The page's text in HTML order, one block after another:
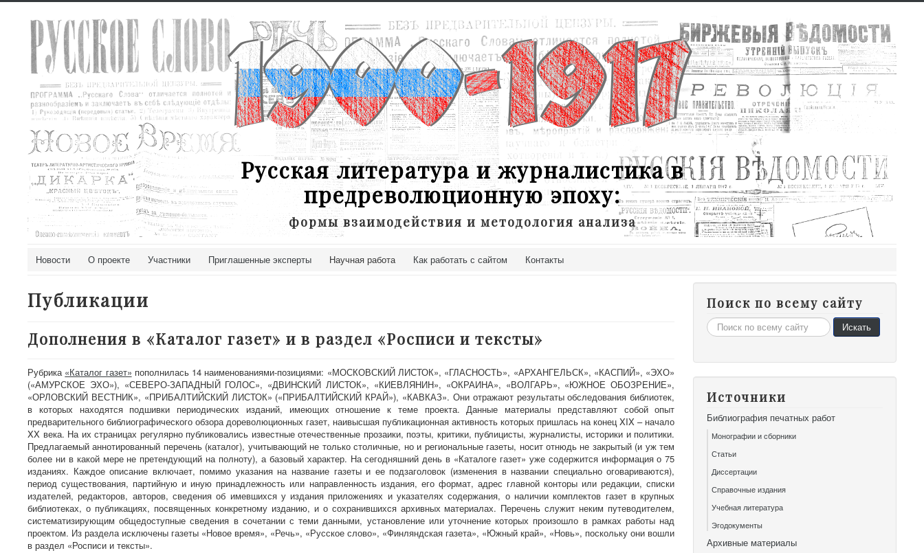
Русская литература и журналистика в
предреволюционную эпоху:
формы взаимодействия и методология анализа
Новости О проекте Участники Приглашенные эксперты Научная работа Как работать с сайтом Контакты
Публикации
Дополнения в «Каталог газет» и в раздел «Росписи и тексты»
Рубрика «Каталог газет» пополнилась 14 наименованиями-позициями: «МОСКОВСКИЙ ЛИСТОК», «ГЛАСНОСТЬ», «АРХАНГЕЛЬСК», «КАСПИЙ», «ЭХО»
(«АМУРСКОЕ ЭХО»), «СЕВЕРО-ЗАПАДНЫЙ ГОЛОС», «ДВИНСКИЙ ЛИСТОК», «КИЕВЛЯНИН», «ОКРАИНА», «ВОЛГАРЬ», «ЮЖНОЕ ОБОЗРЕНИЕ»,
«ОРЛОВСКИЙ ВЕСТНИК», «ПРИБАЛТИЙСКИЙ ЛИСТОК» («ПРИБАЛТИЙСКИЙ КРАЙ»), «КАВКАЗ». Они отражают результаты обследования библиотек,
в которых находятся подшивки периодических изданий, имеющих отношение к теме проекта. Данные материалы представляют собой опыт
предварительного библиографического обзора дореволюционных газет, наивысшая публикационная активность которых пришлась на конец XIX – начало
XX века. На их страницах регулярно публиковались известные отечественные прозаики, поэты, критики, публицисты, журналисты, историки и политики.
Предлагаемый аннотированный перечень (каталог), учитывающий не только столичные, но и региональные газеты, носит отнюдь не закрытый (и уж тем
более ни в какой мере не претендующий на полноту), а базовый характер. На сегодняшний день в «Каталоге газет» уже содержится информация о 75
изданиях. Каждое описание включает, помимо указания на название газеты и ее подзаголовок (изменения в названии специально оговариваются),
период существования, партийную и иную принадлежность или направленность издания, его формат, адрес главной конторы или редакции, списки
издателей, редакторов, авторов, сведения об имевшихся у издания приложениях и указателях содержания, о наличии комплектов газет в крупных
библиотеках, о публикациях, посвященных конкретному изданию, и о сохранившихся архивных материалах. Перечень служит неким путеводителем,
систематизирующим общедоступные сведения в сочетании с теми данными, установление или уточнение которых произошло в рамках работы над
проектом. Из раздела исключены газеты «Новое время», «Речь», «Русское слово», «Финляндская газета», «Южный край», «Новь», поскольку они вошли
в раздел «Росписи и тексты».
Поиск по всему сайту
Искать... Искать
Источники
Библиография печатных работ
Монографии и сборники
Статьи
Диссертации
Справочные издания
Учебная литература
Эгодокументы
Архивные материалы